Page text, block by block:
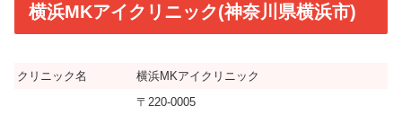
横浜MKアイクリニック(神奈川県横浜市)
クリニック名 横浜MKアイクリニック
〒220-0005